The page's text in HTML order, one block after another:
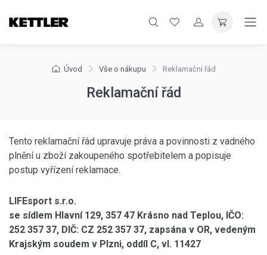
Úvod Vše o nákupu Reklamační řád
Reklamační řád
Tento reklamační řád upravuje práva a povinnosti z vadného
plnění u zboží zakoupeného spotřebitelem a popisuje
postup vyřízení reklamace.
LIFEsport s.r.o.
se sídlem Hlavní 129, 357 47 Krásno nad Teplou, IČO:
252 357 37, DIČ: CZ 252 357 37, zapsána v OR, vedeným
Krajským soudem v Plzni, oddíl C, vl. 11427